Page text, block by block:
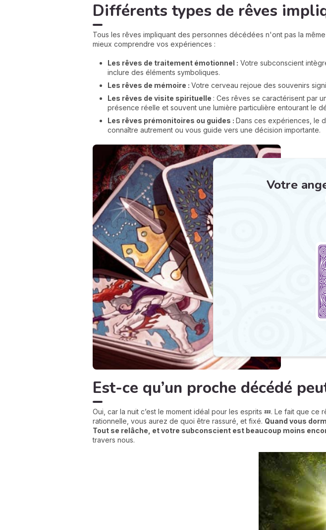
Différents types de rêves
Tous les rêves impliquant des personnes décédées n'ont pas la
mieux comprendre vos expériences :
Les rêves de traitement émotionnel : Votre subconscient
inclure des éléments symboliques.
Les rêves de mémoire : Votre cerveau rejoue des souvenirs
Les rêves de visite spirituelle : Ces rêves se caractérisent par
présence réelle et souvent une lumière particulière entourant le
Les rêves prémonitoires ou guides : Dans ces expériences, le
connaître autrement ou vous guide vers une décision importante.
Votre
Est-ce qu’un proche décédé
Oui, car la nuit c’est le moment idéal pour les esprits 💤. Le fait que ce
rationnelle, vous aurez de quoi être rassuré, et fixé. Quand vous
Tout se relâche, et votre subconscient est beaucoup moins
travers nous.